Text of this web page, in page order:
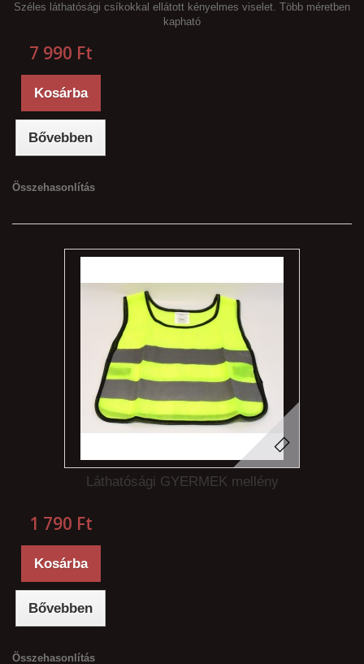
Széles láthatósági csíkokkal ellátott kényelmes viselet. Több méretben
kapható
7 990 Ft‎
Kosárba
Bővebben
Összehasonlítás
Láthatósági GYERMEK mellény
1 790 Ft‎
Kosárba
Bővebben
Összehasonlítás